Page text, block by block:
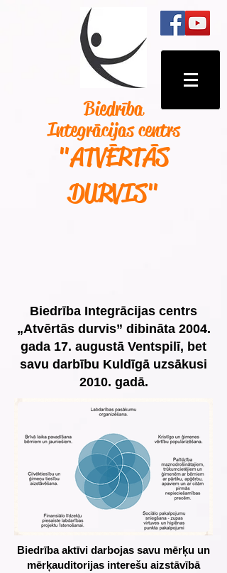
Biedrība
Integrācijas centrs
"ATVĒRTĀS
DURVIS"
Biedrība Integrācijas centrs
„Atvērtās durvis” dibināta 2004.
gada 17. augustā Ventspilī, bet
savu darbību Kuldīgā uzsākusi
2010. gadā.
Biedrība aktīvi darbojas savu mērķu un
mērķauditorijas interešu aizstāvībā